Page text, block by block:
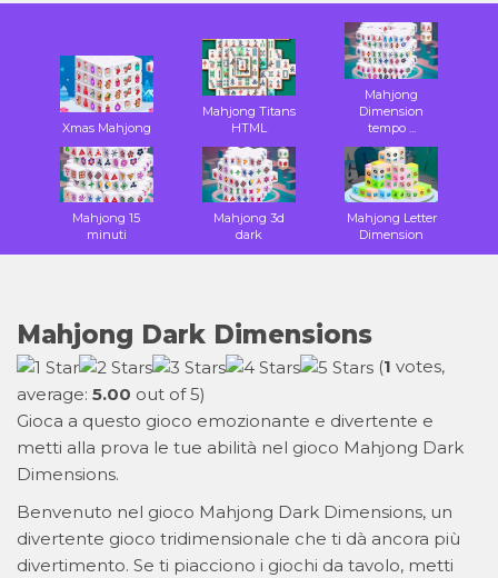
Xmas Mahjong
Mahjong Titans
HTML
Mahjong
Dimension
tempo ...
Mahjong 15
minuti
Mahjong 3d
dark
Mahjong Letter
Dimension
Mahjong Dark Dimensions
(1 votes,
average: 5.00 out of 5)
Gioca a questo gioco emozionante e divertente e
metti alla prova le tue abilità nel gioco Mahjong Dark
Dimensions.
Benvenuto nel gioco Mahjong Dark Dimensions, un
divertente gioco tridimensionale che ti dà ancora più
divertimento. Se ti piacciono i giochi da tavolo, metti